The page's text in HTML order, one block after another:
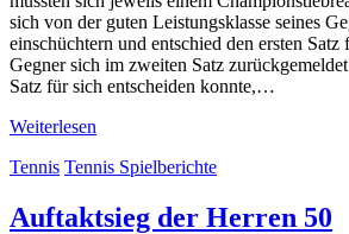
sich von der guten Leistungsklasse seines
einschüchtern und entschied den ersten
Gegner sich im zweiten Satz
Satz für sich entscheiden konnte,…
Weiterlesen
Tennis Tennis Spielberichte
Auftaktsieg der Herren 50